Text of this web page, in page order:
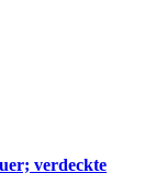
verdeckte